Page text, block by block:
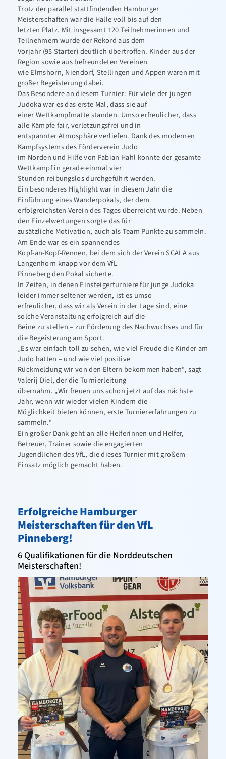
Trotz der parallel stattfindenden Hamburger
Meisterschaften war die Halle voll bis auf den
letzten Platz. Mit insgesamt 120 Teilnehmerinnen und
Teilnehmern wurde der Rekord aus dem
Vorjahr (95 Starter) deutlich übertroffen. Kinder aus der
Region sowie aus befreundeten Vereinen
wie Elmshorn, Niendorf, Stellingen und Appen waren mit
großer Begeisterung dabei.
Das Besondere an diesem Turnier: Für viele der jungen
Judoka war es das erste Mal, dass sie auf
einer Wettkampfmatte standen. Umso erfreulicher, dass
alle Kämpfe fair, verletzungsfrei und in
entspannter Atmosphäre verliefen. Dank des modernen
Kampfsystems des Förderverein Judo
im Norden und Hilfe von Fabian Hahl konnte der gesamte
Wettkampf in gerade einmal vier
Stunden reibungslos durchgeführt werden.
Ein besonderes Highlight war in diesem Jahr die
Einführung eines Wanderpokals, der dem
erfolgreichsten Verein des Tages überreicht wurde. Neben
den Einzelwertungen sorgte das für
zusätzliche Motivation, auch als Team Punkte zu sammeln.
Am Ende war es ein spannendes
Kopf-an-Kopf-Rennen, bei dem sich der Verein SCALA aus
Langenhorn knapp vor dem VfL
Pinneberg den Pokal sicherte.
In Zeiten, in denen Einsteigerturniere für junge Judoka
leider immer seltener werden, ist es umso
erfreulicher, dass wir als Verein in der Lage sind, eine
solche Veranstaltung erfolgreich auf die
Beine zu stellen – zur Förderung des Nachwuchses und für
die Begeisterung am Sport.
„Es war einfach toll zu sehen, wie viel Freude die Kinder am
Judo hatten – und wie viel positive
Rückmeldung wir von den Eltern bekommen haben“, sagt
Valerij Diel, der die Turnierleitung
übernahm. „Wir freuen uns schon jetzt auf das nächste
Jahr, wenn wir wieder vielen Kindern die
Möglichkeit bieten können, erste Turniererfahrungen zu
sammeln.“
Ein großer Dank geht an alle Helferinnen und Helfer,
Betreuer, Trainer sowie die engagierten
Jugendlichen des VfL, die dieses Turnier mit großem
Einsatz möglich gemacht haben.
Erfolgreiche Hamburger
Meisterschaften für den VfL
Pinneberg!
6 Qualifikationen für die Norddeutschen
Meisterschaften!